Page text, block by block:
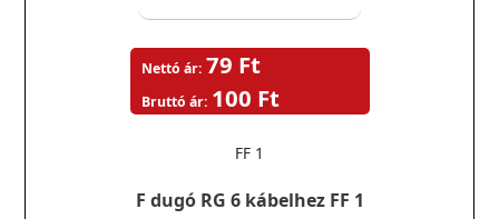
F dugó RG 6 kábelhez FF 1
FF 1
Nettó ár: 79 Ft
Bruttó ár: 100 Ft